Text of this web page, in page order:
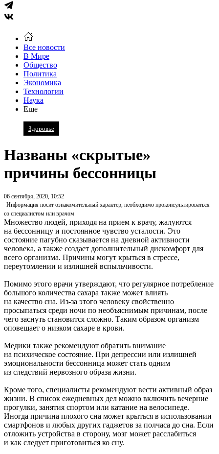
Все новости
В Мире
Общество
Политика
Экономика
Технологии
Наука
Еще
Здоровье
Названы «скрытые»
причины бессонницы
06 сентября, 2020, 10:52
Информация носит ознакомительный характер, необходимо проконсультироваться
со специалистом или врачом
Множество людей, приходя на прием к врачу, жалуются
на бессонницу и постоянное чувство усталости. Это
состояние пагубно сказывается на дневной активности
человека, а также создает дополнительный дискомфорт для
всего организма. Причины могут крыться в стрессе,
переутомлении и излишней вспыльчивости.
Помимо этого врачи утверждают, что регулярное потребление
большого количества сахара также может влиять
на качество сна. Из-за этого человеку свойственно
просыпаться среди ночи по необъяснимым причинам, после
чего заснуть становится сложно. Таким образом организм
оповещает о низком сахаре в крови.
Медики также рекомендуют обратить внимание
на психическое состояние. При депрессии или излишней
эмоциональности бессонница может стать одним
из следствий нервозного образа жизни.
Кроме того, специалисты рекомендуют вести активный образ
жизни. В список ежедневных дел можно включить вечерние
прогулки, занятия спортом или катание на велосипеде.
Иногда причина плохого сна может крыться в использовании
смартфонов и любых других гаджетов за полчаса до сна. Если
отложить устройства в сторону, мозг может расслабиться
и как следует приготовиться ко сну.